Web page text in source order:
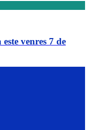
venres 7 de